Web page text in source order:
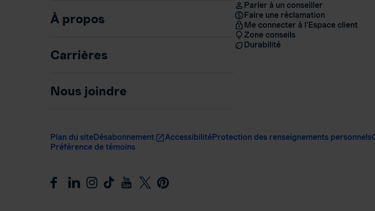
À propos
Carrières
Nous joindre
Parler à un conseiller
Faire une réclamation
Me connecter à l’Espace client
Zone conseils
Durabilité
Plan du siteDésabonnement AccessibilitéProtection des renseignements personnels
Préférence de témoins